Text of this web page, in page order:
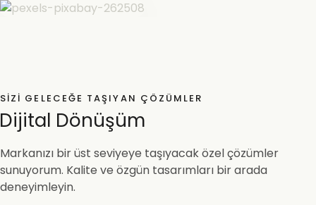
SIZI GELECEĞE TAŞIYAN ÇÖZÜMLER
Dijital Dönüşüm
Markanızı bir üst seviyeye taşıyacak özel çözümler
sunuyorum. Kalite ve özgün tasarımları bir arada
deneyimleyin.